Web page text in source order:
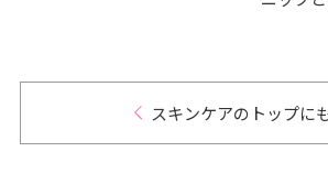
スキンケアのトップに